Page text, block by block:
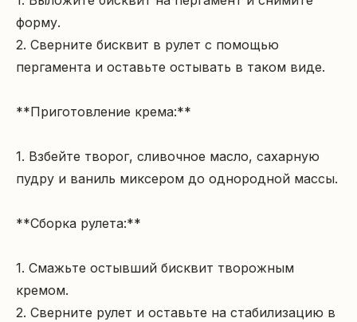
форму.
2. Сверните бисквит в рулет с помощью
пергамента и оставьте остывать в таком виде.
**Приготовление крема:**
1. Взбейте творог, сливочное масло, сахарную
пудру и ваниль миксером до однородной массы.
**Сборка рулета:**
1. Смажьте остывший бисквит творожным
кремом.
2. Сверните рулет и оставьте на стабилизацию в